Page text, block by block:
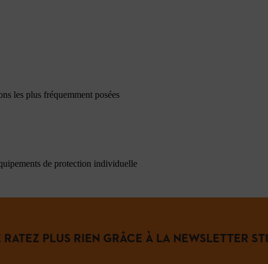
les plus fréquemment posées
de protection individuelle
RATEZ PLUS RIEN GRÂCE À LA NEWSLETTER